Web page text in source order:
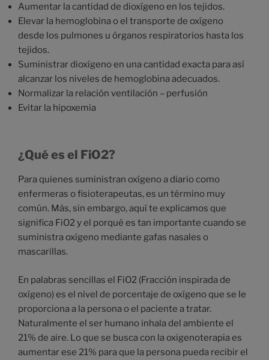
Aumentar la cantidad de dioxígeno en los tejidos.
Elevar la hemoglobina o el transporte de oxígeno
desde los pulmones u órganos respiratorios hasta los
tejidos.
Suministrar dioxígeno en una cantidad exacta para así
alcanzar los niveles de hemoglobina adecuados.
Normalizar la relación ventilación – perfusión
Evitar la hipoxemia
¿Qué es el FiO2?
Para quienes suministran oxígeno a diario como
enfermeras o fisioterapeutas, es un término muy
común. Más, sin embargo, aquí te explicamos que
significa FiO2 y el porqué es tan importante cuando se
suministra oxígeno mediante gafas nasales o
mascarillas.
En palabras sencillas el FiO2 (Fracción inspirada de
oxígeno) es el nivel de porcentaje de oxígeno que se le
proporciona a la persona o el paciente a tratar.
Naturalmente el ser humano inhala del ambiente el
21% de aire. Lo que se busca con la oxigenoterapia es
aumentar ese 21% para que la persona pueda recibir el